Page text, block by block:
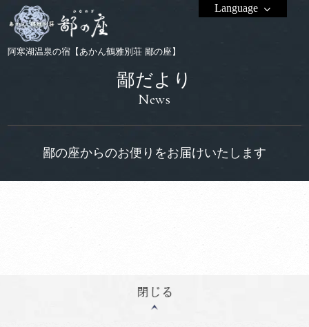
阿寒湖温泉の宿【あかん鶴雅別荘 鄙の座】
Language
鄙だより
News
鄙の座からのお便りをお届けいたします